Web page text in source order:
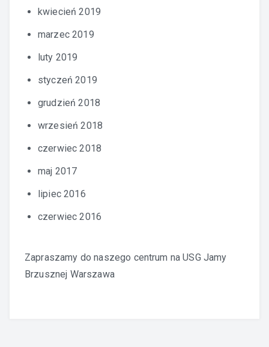
kwiecień 2019
marzec 2019
luty 2019
styczeń 2019
grudzień 2018
wrzesień 2018
czerwiec 2018
maj 2017
lipiec 2016
czerwiec 2016
Zapraszamy do naszego centrum naUSG Jamy
Brzusznej Warszawa